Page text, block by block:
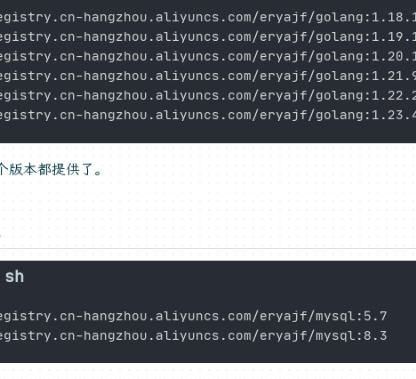
hangzhou.aliyuncs.com/eryajf/
hangzhou.aliyuncs.com/eryajf/
hangzhou.aliyuncs.com/eryajf/
hangzhou.aliyuncs.com/eryajf/
hangzhou.aliyuncs.com/eryajf/
版本都提供了。
hangzhou.aliyuncs.com/eryajf/mysql:5.7